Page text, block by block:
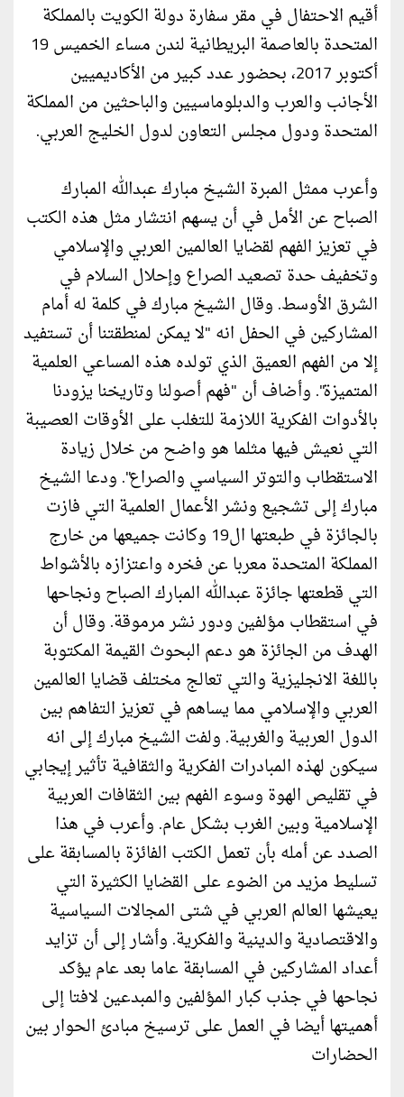
أقيم الاحتفال في مقر سفارة دولة الكويت بالمملكة
المتحدة بالعاصمة البريطانية لندن مساء الخميس 19
أكتوبر 2017، بحضور عدد كبير من الأكاديميين
الأجانب والعرب والدبلوماسيين والباحثين من المملكة
المتحدة ودول مجلس التعاون لدول الخليج العربي.
وأعرب ممثل المبرة الشیخ مبارك عبدالله المبارك
الصباح عن الأمل في أن يسهم انتشار مثل هذه الكتب
في تعزيز الفهم لقضايا العالمین العربي والإسلامي
وتخفیف حدة تصعید الصراع وإحلال السلام في
الشرق الأوسط. وقال الشیخ مبارك في كلمة له أمام
المشاركین في الحفل انه "لا يمكن لمنطقتنا أن تستفید
إلا من الفهم العمیق الذي تولده هذه المساعي العلمیة
المتمیزة". وأضاف أن "فهم أصولنا وتاريخنا يزودنا
بالأدوات الفكرية اللازمة للتغلب على الأوقات العصیبة
التي نعیش فيها مثلما ھو واضح من خلال زيادة
الاستقطاب والتوتر السیاسي والصراع". ودعا الشیخ
مبارك إلى تشجیع ونشر الأعمال العلمیة التي فازت
بالجائزة في طبعتها ال19 وكانت جميعها من خارج
المملكة المتحدة معربا عن فخره واعتزازه بالأشواط
التي قطعتها جائزة عبدالله المبارك الصباح ونجاحها
في استقطاب مؤلفین ودور نشر مرموقة. وقال أن
الهدف من الجائزة ھو دعم البحوث القیمة المكتوبة
باللغة الانجلیزية والتي تعالج مختلف قضايا العالمین
العربي والإسلامي مما يساهم في تعزيز التفاھم بین
الدول العربیة والغربیة. ولفت الشیخ مبارك إلى انه
سیكون لهذه المبادرات الفكرية والثقافیة تأثیر إيجابي
في تقلیص الهوة وسوء الفهم بین الثقافات العربیة
الإسلامية وبین الغرب بشكل عام. وأعرب في ھذا
الصدد عن أمله بأن تعمل الكتب الفائزة بالمسابقة على
تسلیط مزيد من الضوء على القضايا الكثیرة التي
يعيشها العالم العربي في شتى المجالات السیاسیة
والاقتصادية والدينیة والفكرية. وأشار إلى أن تزايد
أعداد المشاركین في المسابقة عاما بعد عام يؤكد
نجاحها في جذب كبار المؤلفین والمبدعین لافتا إلى
أهميتها أيضا في العمل على ترسیخ مبادئ الحوار بین
الحضارات